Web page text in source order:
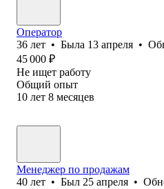
Оператор
36 лет • Была 13 апреля •
45 000 ₽
Не ищет работу
Общий опыт
10 лет 8 месяцев
Менеджер по продажам
40 лет • Был 25 апреля •